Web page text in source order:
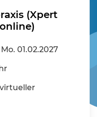
(Xpert
Mo. 01.02.2027